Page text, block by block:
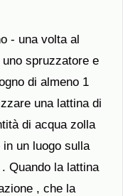
- una volta al
spruzzatore e
di almeno 1
una lattina di
di acqua zolla
un luogo sulla
Quando la lattina
, che la